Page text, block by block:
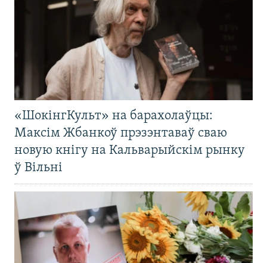
«ШокінгКульт» на барахолаўцы:
Максім Жбанкоў прэзэнтаваў сваю
новую кнігу на Кальварыйскім рынку
ў Вільні